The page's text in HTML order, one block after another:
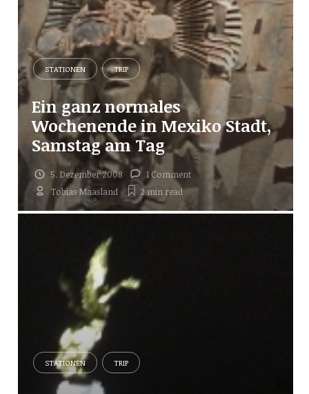
STATIONEN TRIP
Ein ganz normales
Wochenende in Mexiko Stadt,
Samstag am Tag
5. Dezember 2008
1 Comment
Tobias Maasland
2 min read
STATIONEN TRIP